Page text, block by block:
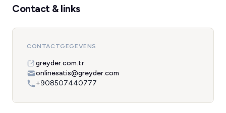
Contact & links
CONTACTGEGEVENS
greyder.com.tr
onlinesatis@greyder.com
+908507440777